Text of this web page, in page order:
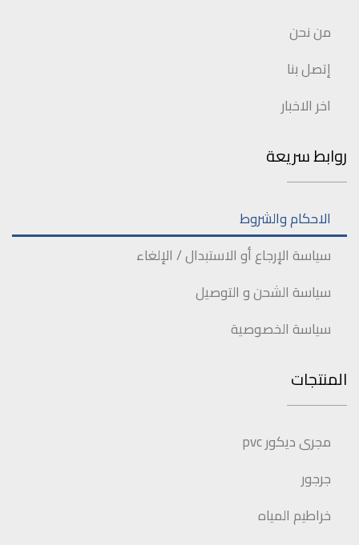
من نحن
إتصل بنا
اخر الاخبار
روابط سريعة
الاحكام والشروط
سياسة الإرجاع أو الاستبدال / الإلغاء
سياسة الشحن و التوصيل
سياسة الخصوصية
المنتجات
مجرى ديكور pvc
جرجور
خراطيم المياه